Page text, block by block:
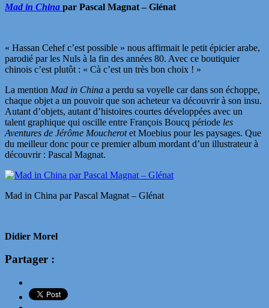
Mad in China par Pascal Magnat – Glénat
« Hassan Cehef c’est possible » nous affirmait le petit épicier arabe,
parodié par les Nuls à la fin des années 80. Avec ce boutiquier
chinois c’est plutôt : « Cà c’est un très bon choix ! »
La mention Mad in China a perdu sa voyelle car dans son échoppe,
chaque objet a un pouvoir que son acheteur va découvrir à son insu.
Autant d’objets, autant d’histoires courtes développées avec un
talent graphique qui oscille entre François Boucq période les
Aventures de Jérôme Moucherotet Moebius pour les paysages. Que
du meilleur donc pour ce premier album mordant d’un illustrateur à
découvrir : Pascal Magnat.
Mad in China par Pascal Magnat – Glénat
Didier Morel
Partager :